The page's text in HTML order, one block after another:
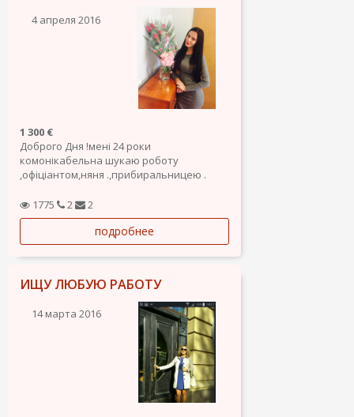
4 апреля 2016
1 300 €
Доброго Дня !мені 24 роки
комонікабельна шукаю роботу
,офіціантом,няня .,прибиральницею .
1775 2 2
подробнее
ИЩУ ЛЮБУЮ РАБОТУ
14 марта 2016